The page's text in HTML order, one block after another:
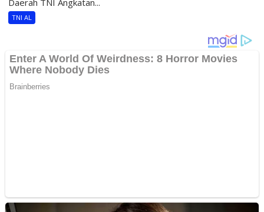
TNI AL